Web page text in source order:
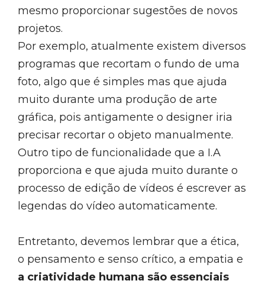
mesmo proporcionar sugestões de novos
projetos.
Por exemplo, atualmente existem diversos
programas que recortam o fundo de uma
foto, algo que é simples mas que ajuda
muito durante uma produção de arte
gráfica, pois antigamente o designer iria
precisar recortar o objeto manualmente.
Outro tipo de funcionalidade que a I.A
proporciona e que ajuda muito durante o
processo de edição de vídeos é escrever as
legendas do vídeo automaticamente.
Entretanto, devemos lembrar que a ética,
o pensamento e senso crítico, a empatia e
a criatividade humana são essenciais